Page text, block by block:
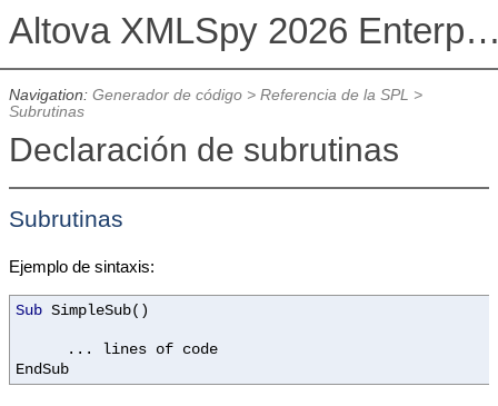
Altova XMLSpy 2026
Navigation: Generador de código> Referencia de la SPL >
Subrutinas
Declaración de subrutinas
Subrutinas
Ejemplo de sintaxis:
Sub SimpleSub()
... lines of code
EndSub